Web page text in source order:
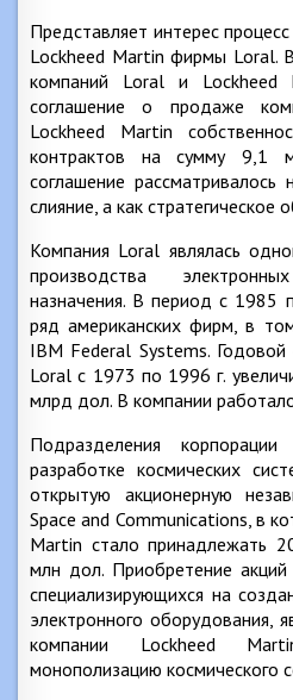
Представляет интерес
Lockheed Martin фирмы Loral.
компаний Loral и Lockheed
соглашение о продаже
Lockheed Martin
контрактов на сумму 9,1
соглашение рассматривалось
слияние, а как
Компания Loral являлась
производства
назначения. В период с 1985
ряд американских фирм, в
IBM Federal Systems.
Loral с 1973 по 1996 г.
млрд дол. В компании
Подразделения
разработке космических
открытую акционерную
Space and Communications, в
Martin стало принадлежать
млн дол. Приобретение
специализирующихся на
электронного оборудования,
компании Lockheed
монополизацию космического